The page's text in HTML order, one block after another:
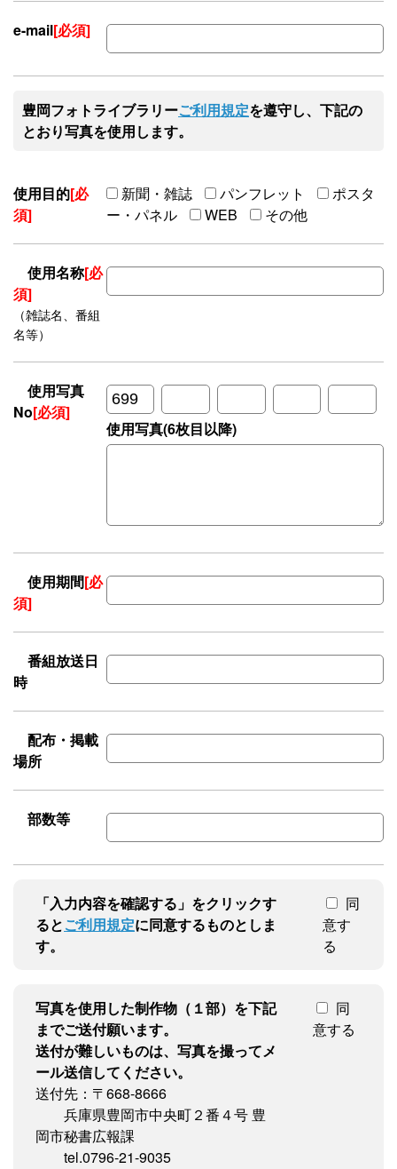
e-mail[必須]
豊岡フォトライブラリーご利用規定を遵守し、下記の
とおり写真を使用します。
使用目的[必
須]
新聞・雑誌 パンフレット
ポスタ
ー・パネル
WEB その他
使用名称[必
須]
（雑誌名、番組
名等）
使用写真
No[必須]
使用写真(6枚目以降)
使用期間[必
須]
番組放送日
時
配布・掲載
場所
部数等
「入力内容を確認する」をクリックす
るとご利用規定に同意するものとしま
す。
同
意す
る
写真を使用した制作物（１部）を下記
までご送付願います。
送付が難しいものは、写真を撮ってメ
ール送信してください。
送付先：〒668-8666
兵庫県豊岡市中央町２番４号 豊
岡市秘書広報課
tel.0796-21-9035
同
意する